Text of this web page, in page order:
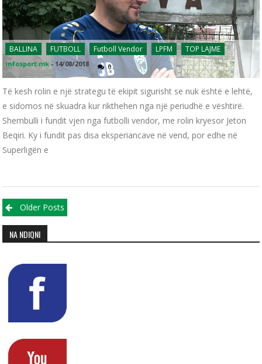
BALLINA FUTBOLL Futboll Vendor LPFM TOP LAJME
infosport.mk - 14/08/2018 0
Të kesh rolin e një strategu të ekipit sigurisht se nuk është e lehtë,
e sidomos në skuadra kur rikthehen nga një periudhë e vështirë.
Shembulli i fundit vjen nga futbolli vendor, me rolin kryesor Jeton
Beqiri. Ky i fundit pas disa eksperiancave në vend, por edhe në
Superligën e
Posts navigation
Older Posts
NA NDIQNI